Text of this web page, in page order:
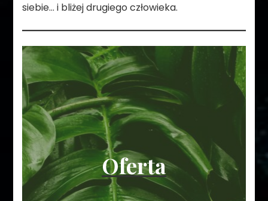
siebie… i bliżej drugiego człowieka.
Oferta